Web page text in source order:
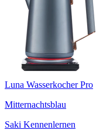
Luna Wasserkocher Pro
Mitternachtsblau
Saki Kennenlernen